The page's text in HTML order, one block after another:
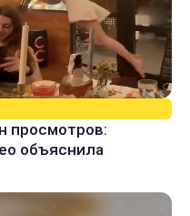
просмотров:
объяснила